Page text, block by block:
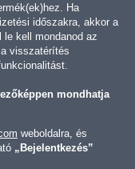
Ha
időszakra, akkor a
kell mondanod az
visszatérítés
mondhatja
weboldalra, és
„Bejelentkezés”